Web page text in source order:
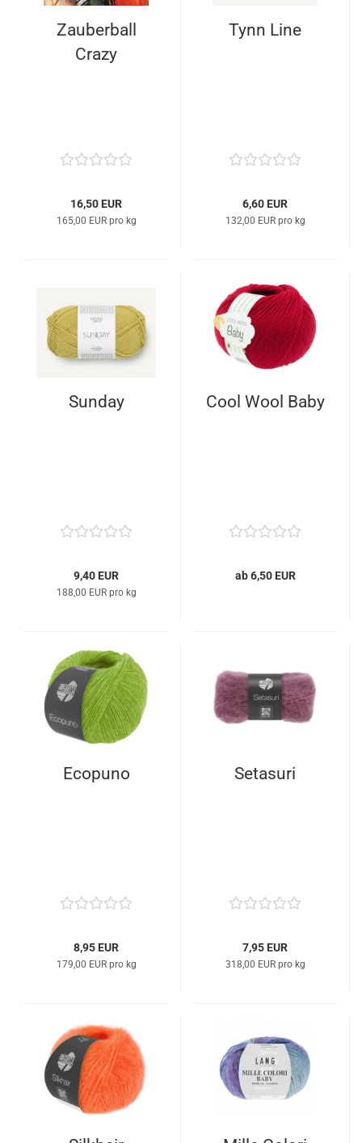
Zauberball
Crazy
16,50 EUR
165,00 EUR pro kg
Tynn Line
6,60 EUR
132,00 EUR pro kg
Sunday
9,40 EUR
188,00 EUR pro kg
Cool Wool Baby
ab 6,50 EUR
Ecopuno
8,95 EUR
179,00 EUR pro kg
Setasuri
7,95 EUR
318,00 EUR pro kg